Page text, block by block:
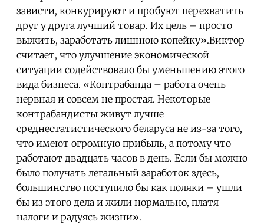
зависти, конкурируют и пробуют перехватить
друг у друга лучший товар. Их цель – просто
выжить, заработать лишнюю копейку».Виктор
считает, что улучшение экономической
ситуации содействовало бы уменьшению этого
вида бизнеса. «Контрабанда – работа очень
нервная и совсем не простая. Некоторые
контрабандисты живут лучше
среднестатистического беларуса не из-за того,
что имеют огромную прибыль, а потому что
работают двадцать часов в день. Если бы можно
было получать легальный заработок здесь,
большинство поступило бы как поляки – ушли
бы из этого дела и жили нормально, платя
налоги и радуясь жизни».